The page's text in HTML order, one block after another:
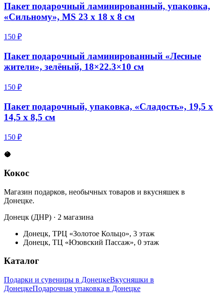
Пакет подарочный ламинированный, упаковка,
«Сильному», MS 23 х 18 х 8 см
150 ₽
Пакет подарочный ламинированный «Лесные
жители», зелёный, 18×22.3×10 см
150 ₽
Пакет подарочный, упаковка, «Сладость», 19,5 х
14,5 х 8,5 см
150 ₽
🥥
Кокос
Магазин подарков, необычных товаров и вкусняшек в
Донецке.
Донецк (ДНР) · 2 магазина
Донецк, ТРЦ «Золотое Кольцо», 3 этаж
Донецк, ТЦ «Юзовский Пассаж», 0 этаж
Каталог
Подарки и сувениры в ДонецкеВкусняшки в
ДонецкеПодарочная упаковка в Донецке